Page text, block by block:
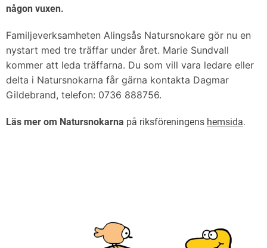
någon vuxen.
Familjeverksamheten Alingsås Natursnokare gör nu en
nystart med tre träffar under året. Marie Sundvall
kommer att leda träffarna. Du som vill vara ledare eller
delta i Natursnokarna får gärna kontakta Dagmar
Gildebrand, telefon: 0736 888756.
Läs mer om Natursnokarna på riksföreningens hemsida.